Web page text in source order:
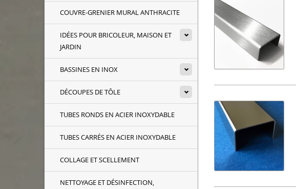
COUVRE-GRENIER MURAL ANTHRACITE
IDÉES POUR BRICOLEUR, MAISON ET
JARDIN
BASSINES EN INOX
DÉCOUPES DE TÔLE
TUBES RONDS EN ACIER INOXYDABLE
TUBES CARRÉS EN ACIER INOXYDABLE
COLLAGE ET SCELLEMENT
NETTOYAGE ET DÉSINFECTION,